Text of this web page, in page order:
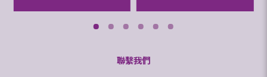
聯繫我們